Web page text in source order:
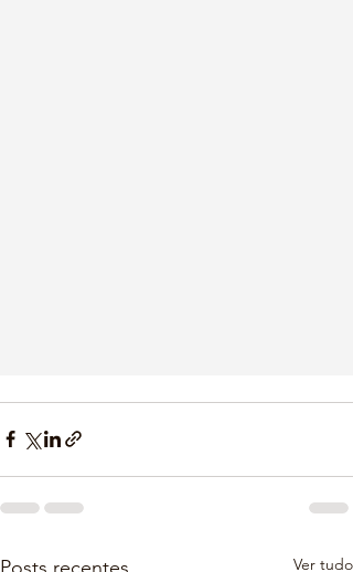
Posts recentes Ver tudo